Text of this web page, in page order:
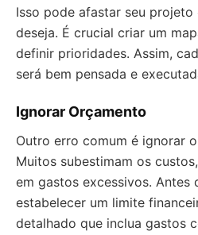
Isso pode afastar seu
deseja. É crucial criar um
definir prioridades. Assim,
será bem pensada e
Ignorar Orçamento
Outro erro comum é ignorar o
Muitos subestimam os
em gastos excessivos. Antes
estabelecer um limite
detalhado que inclua gastos